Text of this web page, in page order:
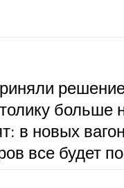
больше
в новых
все будет